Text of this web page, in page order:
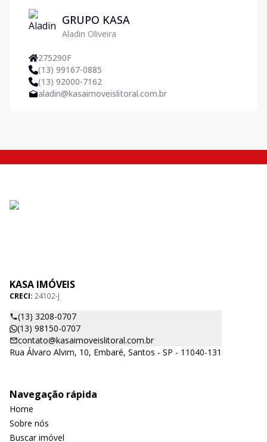
GRUPO KASA
Aladin Oliveira
275290F
(13) 99167-0885
(13) 92000-7162
aladin@kasaimoveislitoral.com.br
KASA IMÓVEIS
CRECI: 24102-J
(13) 3208-0707
(13) 98150-0707
contato@kasaimoveislitoral.com.br
Rua Álvaro Alvim, 10, Embaré, Santos - SP - 11040-131
Navegação rápida
Home
Sobre nós
Buscar imóvel